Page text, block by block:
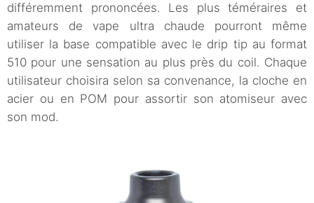
différemment prononcées. Les plus téméraires et
amateurs de vape ultra chaude pourront même
utiliser la base compatible avec le drip tip au format
510 pour une sensation au plus près du coil. Chaque
utilisateur choisira selon sa convenance, la cloche en
acier ou en POM pour assortir son atomiseur avec
son mod.